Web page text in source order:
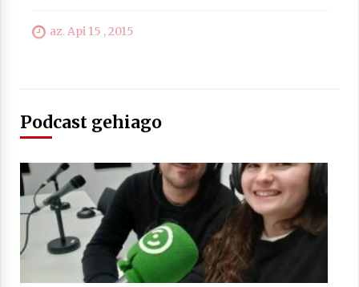
Telebistaren eskutik
az. Api 15 , 2015
Podcast gehiago